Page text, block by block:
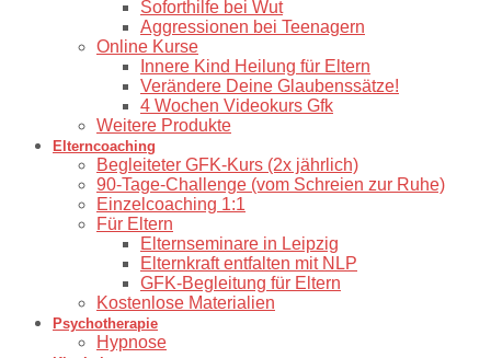
Soforthilfe bei Wut
Aggressionen bei Teenagern
Online Kurse
Innere Kind Heilung für Eltern
Verändere Deine Glaubenssätze!
4 Wochen Videokurs Gfk
Weitere Produkte
Elterncoaching
⁠Begleiteter GFK-Kurs (2x jährlich)
90-Tage-Challenge (vom Schreien zur Ruhe)
⁠Einzelcoaching 1:1
Für Eltern
Elternseminare in Leipzig
Elternkraft entfalten mit NLP
GFK-Begleitung für Eltern
Kostenlose Materialien
Psychotherapie
Hypnose